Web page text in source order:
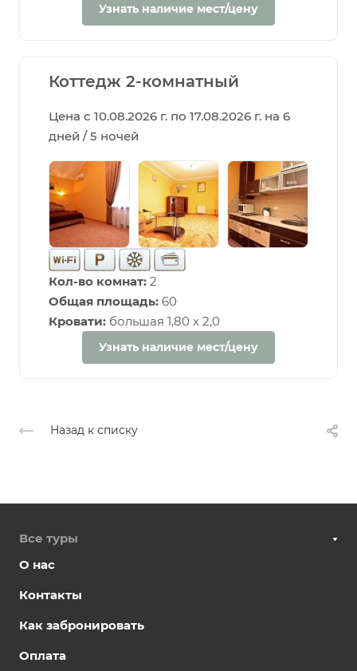
Узнать наличие мест/цену
Коттедж 2-комнатный
Цена с 10.08.2026 г. по 17.08.2026 г. на 6
дней / 5 ночей
Кол-во комнат: 2
Общая площадь: 60
Кровати: большая 1,80 х 2,0
Узнать наличие мест/цену
Назад к списку
Все туры
О нас
Контакты
Как забронировать
Оплата